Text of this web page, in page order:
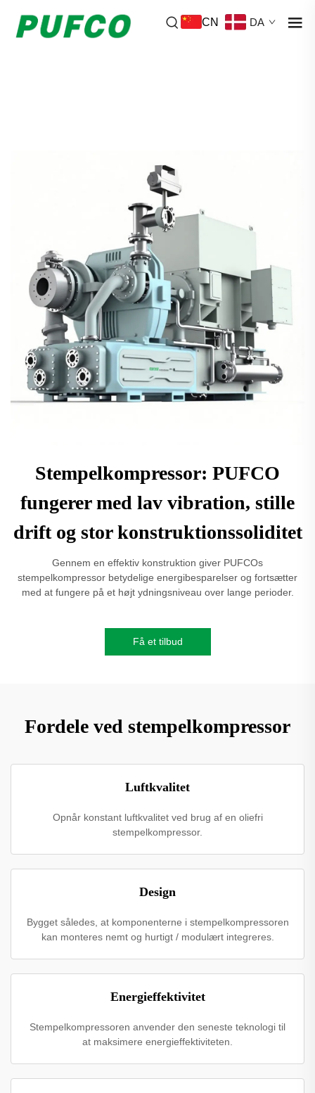
CN DA
Stempelkompressor: PUFCO
fungerer med lav vibration, stille
drift og stor konstruktionssoliditet
Gennem en effektiv konstruktion giver PUFCOs
stempelkompressor betydelige energibesparelser og fortsætter
med at fungere på et højt ydningsniveau over lange perioder.
Få et tilbud
Fordele ved stempelkompressor
Luftkvalitet
Opnår konstant luftkvalitet ved brug af en oliefri
stempelkompressor.
Design
Bygget således, at komponenterne i stempelkompressoren
kan monteres nemt og hurtigt / modulært integreres.
Energieffektivitet
Stempelkompressoren anvender den seneste teknologi til
at maksimere energieffektiviteten.